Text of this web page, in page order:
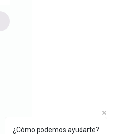
¿Cómo podemos ayudarte?